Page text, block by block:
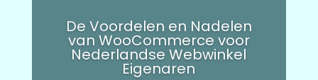
De Voordelen en Nadelen
van WooCommerce voor
Nederlandse Webwinkel
Eigenaren